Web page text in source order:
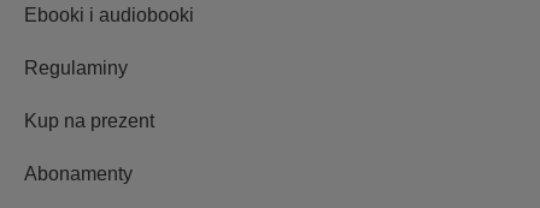
Ebooki i audiobooki
Regulaminy
Kup na prezent
Abonamenty